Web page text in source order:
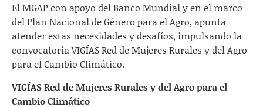
El MGAP con apoyo del Banco Mundial y en el marco
del Plan Nacional de Género para el Agro, apunta
atender estas necesidades y desafíos, impulsando la
convocatoria VIGÍAS Red de Mujeres Rurales y del Agro
para el Cambio Climático.
VIGÍAS Red de Mujeres Rurales y del Agro para el
Cambio Climático